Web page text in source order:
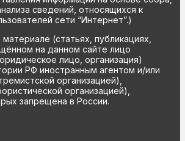
сведений, относящихся к
сети “Интернет”.)
(статьях, публикациях,
на данном сайте лицо
лицо, организация)
РФ иностранным агентом и/или
организацией),
организацией),
запрещена в России.